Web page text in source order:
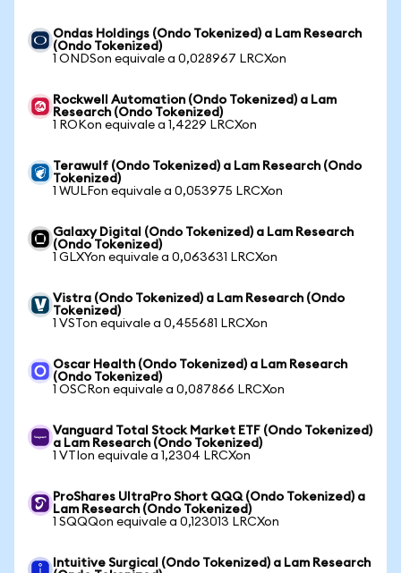
Ondas Holdings (Ondo Tokenized) a Lam Research
(Ondo Tokenized)
1 ONDSon equivale a 0,028967 LRCXon
Rockwell Automation (Ondo Tokenized) a Lam
Research (Ondo Tokenized)
1 ROKon equivale a 1,4229 LRCXon
Terawulf (Ondo Tokenized) a Lam Research (Ondo
Tokenized)
1 WULFon equivale a 0,053975 LRCXon
Galaxy Digital (Ondo Tokenized) a Lam Research
(Ondo Tokenized)
1 GLXYon equivale a 0,063631 LRCXon
Vistra (Ondo Tokenized) a Lam Research (Ondo
Tokenized)
1 VSTon equivale a 0,455681 LRCXon
Oscar Health (Ondo Tokenized) a Lam Research
(Ondo Tokenized)
1 OSCRon equivale a 0,087866 LRCXon
Vanguard Total Stock Market ETF (Ondo Tokenized)
a Lam Research (Ondo Tokenized)
1 VTIon equivale a 1,2304 LRCXon
ProShares UltraPro Short QQQ (Ondo Tokenized) a
Lam Research (Ondo Tokenized)
1 SQQQon equivale a 0,123013 LRCXon
Intuitive Surgical (Ondo Tokenized) a Lam Research